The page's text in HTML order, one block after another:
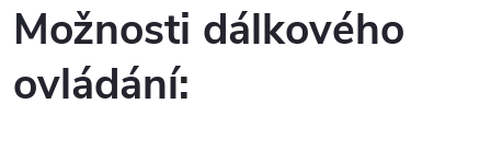
Možnosti dálkového
ovládání: